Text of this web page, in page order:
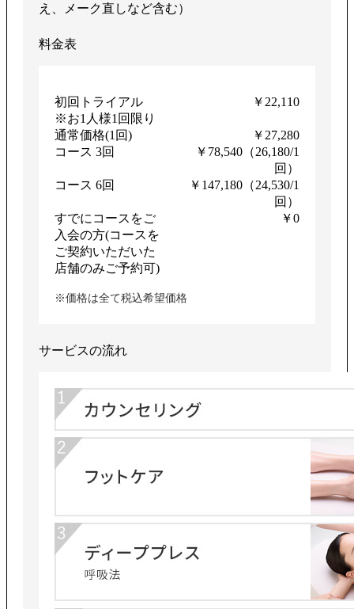
え、メーク直しなど含む）
料金表
初回トライアル
※お1人様1回限り
￥22,110
通常価格(1回)
￥27,280
コース 3回
￥78,540（26,180/1
回）
コース 6回
￥147,180（24,530/1
回）
すでにコースをご
入会の方(コースを
ご契約いただいた
店舗のみご予約可)
￥0
※価格は全て税込希望価格
サービスの流れ